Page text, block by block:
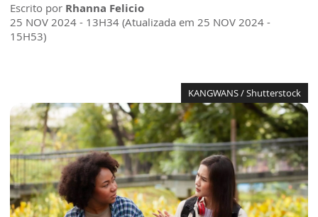
Escrito por Rhanna Felicio
25 NOV 2024 - 13H34 (Atualizada em 25 NOV 2024 -
15H53)
KANGWANS / Shutterstock